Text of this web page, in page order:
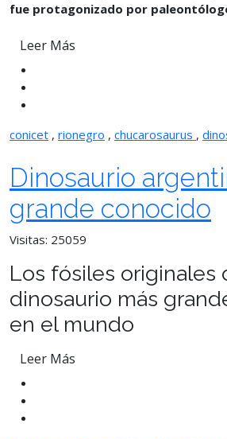
fue protagonizado por
Leer Más
conicet , rionegro , chucarosaurus ,
Dinosaurio
grande conocido
Visitas: 25059
Los fósiles originales
dinosaurio más
en el mundo
Leer Más